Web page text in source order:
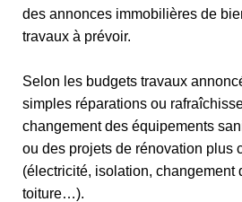
des annonces immobilières de
travaux à prévoir.
Selon les budgets travaux
simples réparations ou
changement des équipements
ou des projets de rénovation plus
(électricité, isolation, changement
toiture…).